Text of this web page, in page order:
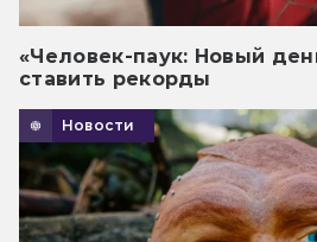
«Человек-паук: Новый
ставить рекорды
Новости